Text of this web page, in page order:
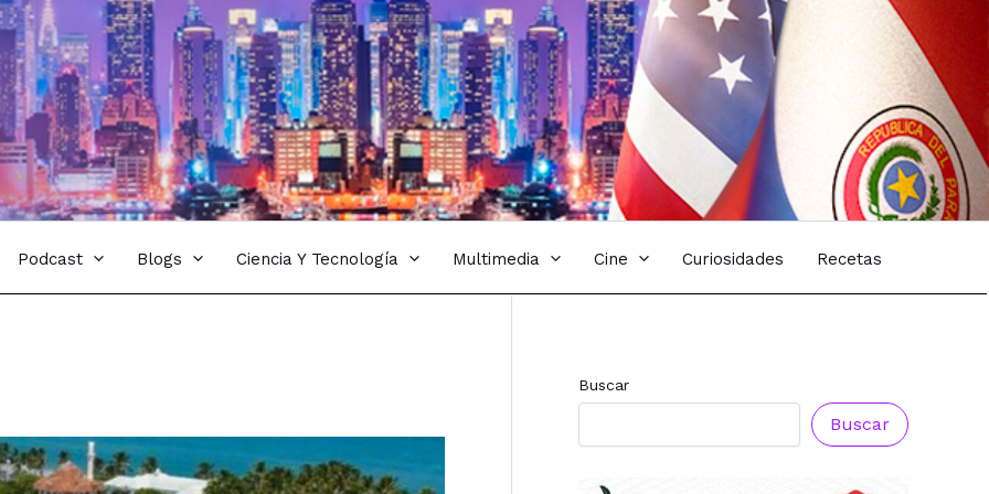
Podcast Blogs Ciencia Y Tecnología Multimedia Cine Curiosidades Recetas
Buscar
Buscar